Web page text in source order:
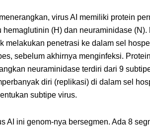
virus AI memiliki protein
hemaglutinin (H) dan neuraminidase
melakukan penetrasi ke dalam sel
sebelum akhirnya menginfeksi.
neuraminidase terdiri dari 9
diri (replikasi) di dalam sel
subtipe virus.
AI ini genom-nya bersegmen. Ada 8